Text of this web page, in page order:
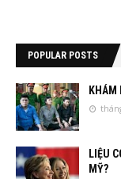
POPULAR POSTS
KHÁM
LIỆU
MỸ?